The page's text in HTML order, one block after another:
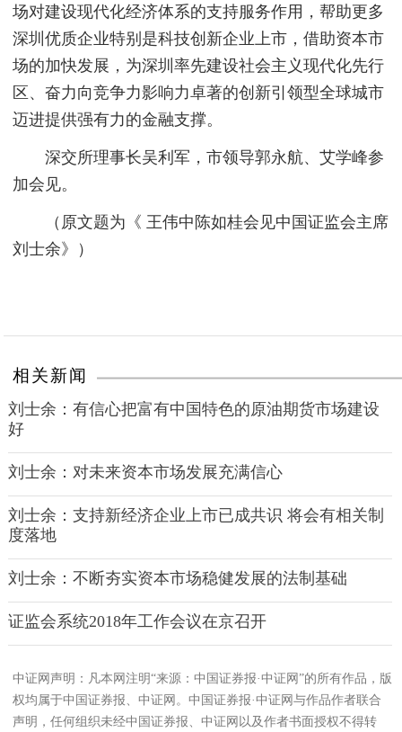
场对建设现代化经济体系的支持服务作用，帮助更多
深圳优质企业特别是科技创新企业上市，借助资本市
场的加快发展，为深圳率先建设社会主义现代化先行
区、奋力向竞争力影响力卓著的创新引领型全球城市
迈进提供强有力的金融支撑。
深交所理事长吴利军，市领导郭永航、艾学峰参
加会见。
（原文题为《 王伟中陈如桂会见中国证监会主席
刘士余》）
相关新闻
刘士余：有信心把富有中国特色的原油期货市场建设
好
刘士余：对未来资本市场发展充满信心
刘士余：支持新经济企业上市已成共识 将会有相关制
度落地
刘士余：不断夯实资本市场稳健发展的法制基础
证监会系统2018年工作会议在京召开
中证网声明：凡本网注明“来源：中国证券报·中证网”的所有作品，版
权均属于中国证券报、中证网。中国证券报·中证网与作品作者联合
声明，任何组织未经中国证券报、中证网以及作者书面授权不得转